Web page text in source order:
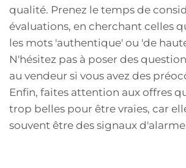
qualité. Prenez le temps de
évaluations, en cherchant celles
les mots 'authentique' ou 'de
N'hésitez pas à poser des
au vendeur si vous avez des
Enfin, faites attention aux offres
trop belles pour être vraies, car
souvent être des signaux